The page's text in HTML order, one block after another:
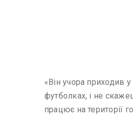
«Він учора приходив
футболках, і не
працює на території